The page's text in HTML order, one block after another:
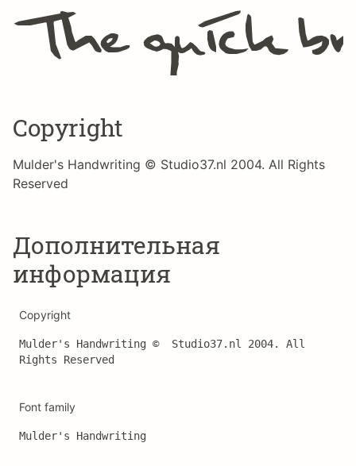
The quick
Copyright
Mulder's Handwriting © Studio37.nl 2004. All Rights
Reserved
Дополнительная
информация
Copyright
Mulder's Handwriting ©  Studio37.nl 2004. All
Rights Reserved
Font family
Mulder's Handwriting